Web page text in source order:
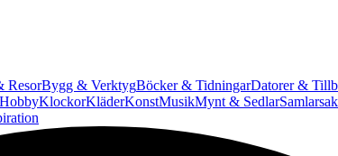
ResorBygg & VerktygBöcker & TidningarDatorer &
HobbyKlockorKläderKonstMusikMynt & Sedlar